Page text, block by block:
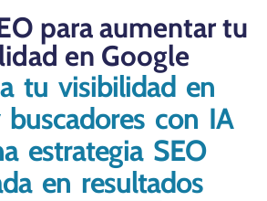
para aumentar tu
en Google
tu visibilidad en
buscadores con IA
estrategia SEO
en resultados